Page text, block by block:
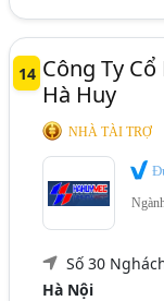
14 Công Ty Cổ
Hà Huy
NHÀ TÀI TRỢ
Số 30
Hà Nội